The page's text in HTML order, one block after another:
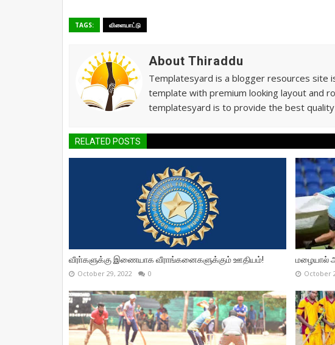
TAGS: விளையாட்டு
About Thiraddu
Templatesyard is a blogger resources site
template with premium looking layout and
templatesyard is to provide the best
RELATED POSTS
வீரா்களுக்கு இணையாக வீராங்கனைகளுக்கும் ஊதியம்!
October 29, 2022 0
மழையால்
October